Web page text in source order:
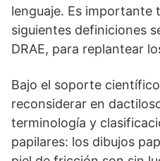
lenguaje. Es importante
siguientes definiciones
DRAE, para replantear
Bajo el soporte
reconsiderar en
terminología y
papilares: los dibujos